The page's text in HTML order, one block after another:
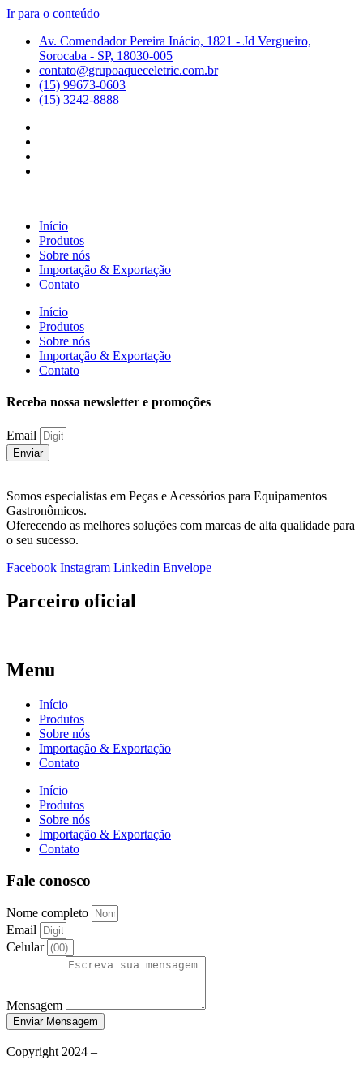
Ir para o conteúdo
Av. Comendador Pereira Inácio, 1821 - Jd Vergueiro,
Sorocaba - SP, 18030-005
contato@grupoaqueceletric.com.br
(15) 99673-0603
(15) 3242-8888
Início
Produtos
Sobre nós
Importação & Exportação
Contato
Início
Produtos
Sobre nós
Importação & Exportação
Contato
Receba nossa newsletter e promoções
Email
Enviar
Somos especialistas em Peças e Acessórios para Equipamentos
Gastronômicos.
Oferecendo as melhores soluções com marcas de alta qualidade para
o seu sucesso.
Facebook Instagram Linkedin Envelope
Parceiro oficial
Menu
Início
Produtos
Sobre nós
Importação & Exportação
Contato
Início
Produtos
Sobre nós
Importação & Exportação
Contato
Fale conosco
Nome completo
Email
Celular
Mensagem
Enviar Mensagem
Copyright 2024 –